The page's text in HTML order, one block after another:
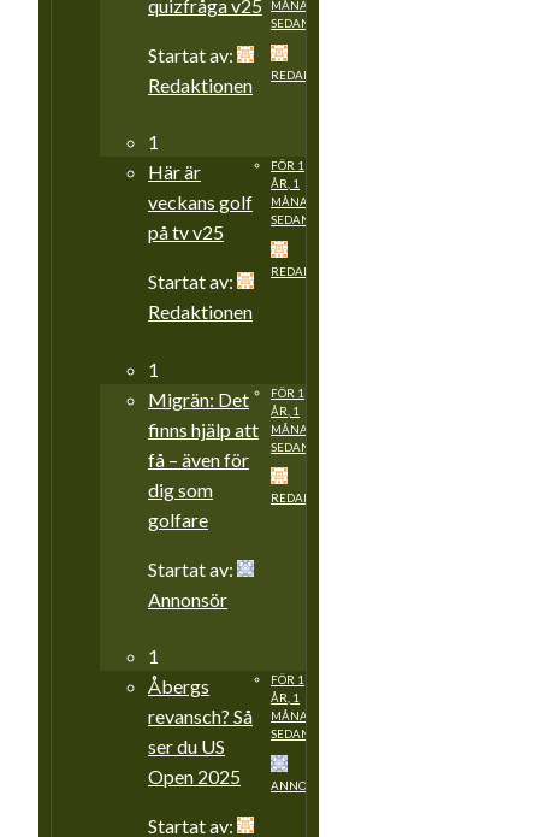
MÅNAD
SEDAN
REDAKTIONEN
quizfråga v25
Startat av:
Redaktionen
1
FÖR 1
ÅR, 1
MÅNAD
SEDAN
REDAKTIONEN
Här är
veckans golf
på tv v25
Startat av:
Redaktionen
1
FÖR 1
ÅR, 1
MÅNAD
SEDAN
REDAKTIONEN
Migrän: Det
finns hjälp att
få – även för
dig som
golfare
Startat av:
Annonsör
1
FÖR 1
ÅR, 1
MÅNAD
SEDAN
ANNONSÖR
Åbergs
revansch? Så
ser du US
Open 2025
Startat av: